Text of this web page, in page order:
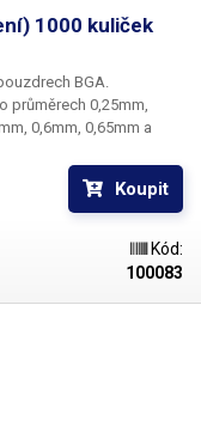
1000 kuliček
BGA.
průměrech 0,25mm,
0,6mm, 0,65mm a
vždy 1000 kusů
Koupit
Kód:
100083